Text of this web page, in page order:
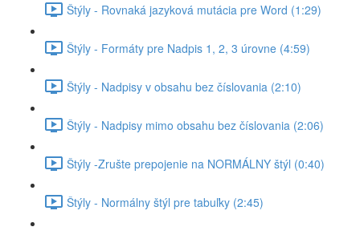
Štýly - Rovnaká jazyková mutácia pre Word (1:29)
Štýly - Formáty pre Nadpis 1, 2, 3 úrovne (4:59)
Štýly - Nadpisy v obsahu bez číslovania (2:10)
Štýly - Nadpisy mimo obsahu bez číslovania (2:06)
Štýly -Zrušte prepojenie na NORMÁLNY štýl (0:40)
Štýly - Normálny štýl pre tabuľky (2:45)